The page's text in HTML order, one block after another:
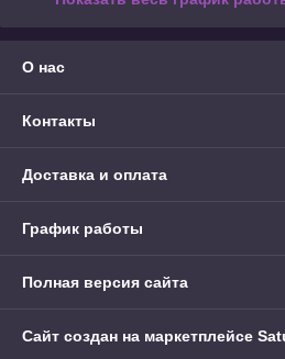
О нас
Контакты
Доставка и оплата
График работы
Полная версия сайта
Сайт создан на маркетплейсе